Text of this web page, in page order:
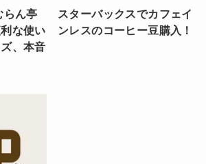
らん亭
な使い
、本音
スターバックスでカフェイ
ンレスのコーヒー豆購入！